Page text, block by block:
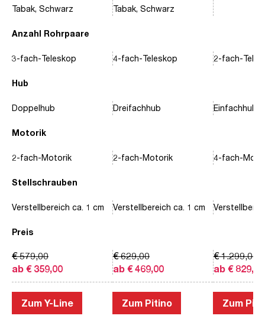
Anzahl Rohrpaare
Hub
Motorik
Stellschrauben
Preis
Tabak, Schwarz
3-fach-Teleskop
Doppelhub
2-fach-Motorik
Verstellbereich ca. 1 cm
ab € 359,00
€ 579,00
Zum Y-Line
Tabak, Schwarz
4-fach-Teleskop
Dreifachhub
2-fach-Motorik
Verstellbereich ca. 1 cm
ab € 469,00
€ 629,00
Zum Pitino
2-fach-
Einfachhub
4-fach-
ab € 829,00
€ 1.299,00
Zum